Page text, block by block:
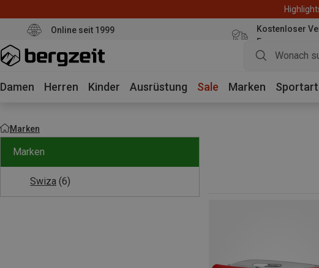
Online seit 1999
Kostenloser
Euro
Damen Herren Kinder Ausrüstung Sale Marken
Marken
Marken
Swiza (6)